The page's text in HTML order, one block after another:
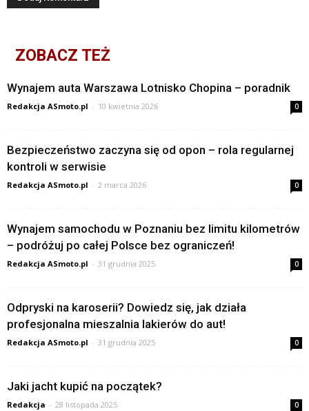
ZOBACZ TEŻ
Wynajem auta Warszawa Lotnisko Chopina – poradnik
Redakcja ASmoto.pl - 10 kwietnia 2026 0
Bezpieczeństwo zaczyna się od opon – rola regularnej
kontroli w serwisie
Redakcja ASmoto.pl - 2 marca 2026 0
Wynajem samochodu w Poznaniu bez limitu kilometrów
– podróżuj po całej Polsce bez ograniczeń!
Redakcja ASmoto.pl - 31 grudnia 2025 0
Odpryski na karoserii? Dowiedz się, jak działa
profesjonalna mieszalnia lakierów do aut!
Redakcja ASmoto.pl - 31 grudnia 2025 0
Jaki jacht kupić na początek?
Redakcja - 28 listopada 2025 0